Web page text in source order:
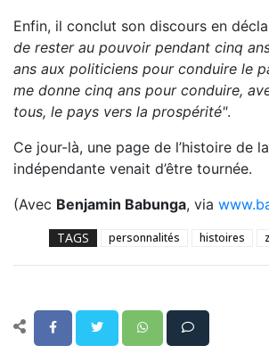
Enfin, il conclut son discours en
de rester au pouvoir pendant cinq
ans aux politiciens pour conduire le
me donne cinq ans pour conduire,
tous, le pays vers la prospérité".
Ce jour-là, une page de l’histoire de
indépendante venait d’être tournée.
(Avec Benjamin Babunga, via
TAGS personnalités histoires